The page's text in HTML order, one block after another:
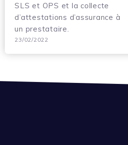
SLS et OPS et la collecte
d’attestations d’assurance à
un prestataire.
23/02/2022